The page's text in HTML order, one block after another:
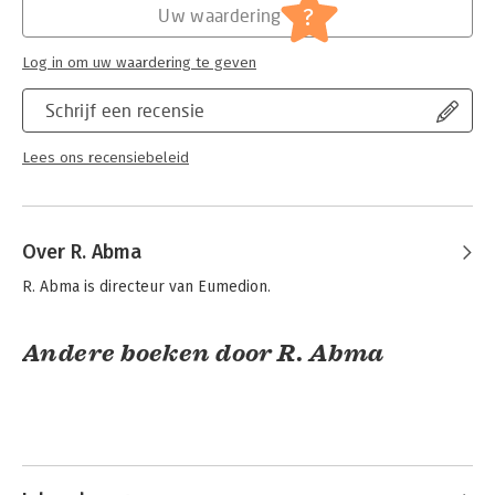
Hoofdrubriek:
Jongbloed:
Serie:
ZIFO Reeks
Schrijf een recensie
Lees ons recensiebeleid
Uw waardering ?
Log in om uw waardering te geven
Over R. Abma
R. Abma is directeur van Eumedion.
Andere boeken door R. Abma